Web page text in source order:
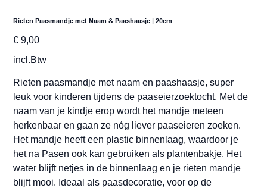
Rieten Paasmandje met Naam & Paashaasje | 20cm
Prijs
€ 9,00
incl.Btw
Rieten paasmandje met naam en paashaasje, super
leuk voor kinderen tijdens de paaseierzoektocht. Met de
naam van je kindje erop wordt het mandje meteen
herkenbaar en gaan ze nóg liever paaseieren zoeken.
Het mandje heeft een plastic binnenlaag, waardoor je
het na Pasen ook kan gebruiken als plantenbakje. Het
water blijft netjes in de binnenlaag en je rieten mandje
blijft mooi. Ideaal als paasdecoratie, voor op de